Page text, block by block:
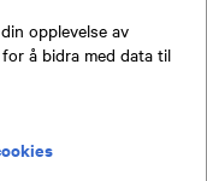
opplevelse av
å bidra med data til
av kunnskap om jakt og
et sterkt jakt-, fiske-, og
for innhold de